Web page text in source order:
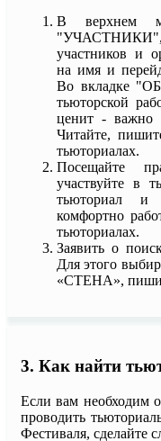
В верхнем
участников и
на имя и
Во вкладке
тьюторской
ценит - важно
Читайте,
тьюториалах.
Посещайте
участвуйте в
тьюториал и
комфортно
тьюториалах.
Заявить о
Для этого
«СТЕНА»,
3. Как найти
Если вам необходим
проводить
Фестиваля, сделайте